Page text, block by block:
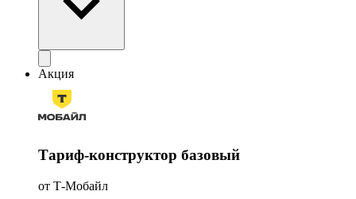
Акция
Тариф-конструктор базовый
от Т‑Мобайл